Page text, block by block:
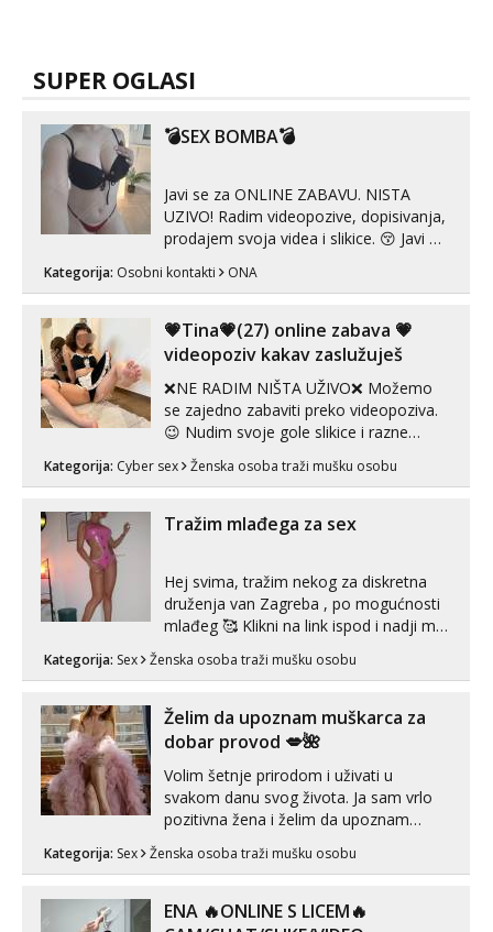
SUPER OGLASI
💣SEX BOMBA💣
Javi se za ONLINE ZABAVU. NISTA
UZIVO! Radim videopozive, dopisivanja,
prodajem svoja videa i slikice. 😚 Javi mi
Telegram. +385 91 723 0045
Kategorija: Osobni kontakti ONA
💗Tina💗(27) online zabava 💗
videopoziv kakav zaslužuješ
❌NE RADIM NIŠTA UŽIVO❌ Možemo
se zajedno zabaviti preko videopoziva.
😉 Nudim svoje gole slikice i razne
videouradke. 🤩 Za online zabavu pošalji
poruku na Whatsapp, Telegram ili Viber.
autentičnosti možeš me vidjeti na
videopozivu. 😉 S vama sam vec 5 ...
Kategorija: Cyber sex Ženska osoba traži mušku osobu
Tražim mlađega za sex
Hej svima, tražim nekog za diskretna
druženja van Zagreba , po mogućnosti
mlađeg 🥰 Klikni na link ispod i nadji me
Kategorija: Sex Ženska osoba traži mušku osobu
Želim da upoznam muškarca za
dobar provod 💋🌺
Volim šetnje prirodom i uživati u
svakom danu svog života. Ja sam vrlo
pozitivna žena i želim da upoznam
može i nešto više.💋🌺 Klikni na link
Kategorija: Sex Ženska osoba traži mušku osobu
ENA 🔥ONLINE S LICEM🔥